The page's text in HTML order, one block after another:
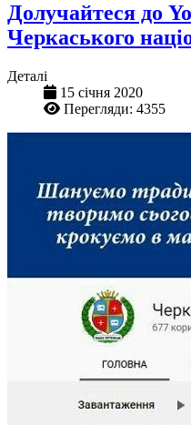
Долучайтеся до
Черкаського
Деталі
15 січня 2020
Перегляди: 4355